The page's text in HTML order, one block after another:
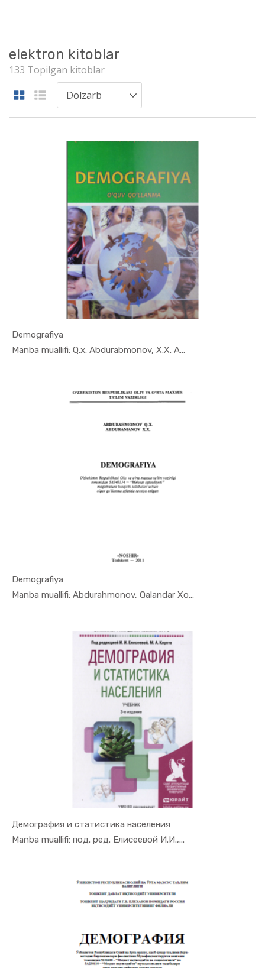
elektron kitoblar
133 Topilgan kitoblar
Demografiya
Manba muallifi: Q.x. Abdurabmonov, X.X. A...
In Demogra...
Demografiya
Manba muallifi: Abdurahmonov, Qalandar Xo...
In Demogra...
Демография и статистика населения
Manba muallifi: под. ред. Елисеевой И.И.,...
In Demogra...